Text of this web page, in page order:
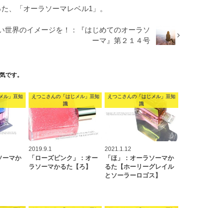
、「オーラソーマレベル1」。
世界のイメージを！：『はじめてのオーラソ
ーマ』第２１４号
です。
ル」豆知
ーマか
えつこさんの「はじメル」豆知
識
2019.9.1
「ローズピンク」：オー
ラソーマかるた【ろ】
えつこさんの「はじメル」豆知
識
2021.1.12
「ほ」：オーラソーマか
るた【ホーリーグレイル
とソーラーロゴス】